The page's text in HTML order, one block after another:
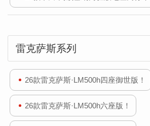
雷克萨斯系列
26款雷克萨斯·LM500h四座御世版！
26款雷克萨斯·LM500h六座版！